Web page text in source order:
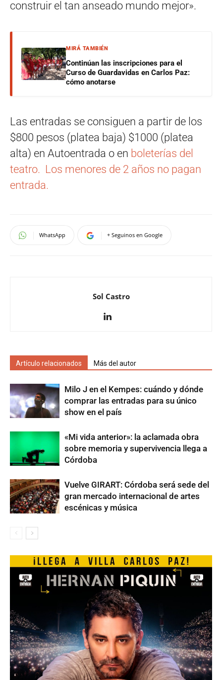
construir el tan anseado mundo mejor».
MIRÁ TAMBIÉN
Continúan las inscripciones para el
Curso de Guardavidas en Carlos Paz:
cómo anotarse
Las entradas se consiguen a partir de los
$800 pesos (platea baja) $1000 (platea
alta) en Autoentrada o en boleterías del
teatro. Los menores de 2 años no pagan
entrada.
WhatsApp + Seguinos en Google
Sol Castro
Artículo relacionados Más del autor
Milo J en el Kempes: cuándo y dónde
comprar las entradas para su único
show en el país
«Mi vida anterior»: la aclamada obra
sobre memoria y supervivencia llega a
Córdoba
Vuelve GIRART: Córdoba será sede del
gran mercado internacional de artes
escénicas y música